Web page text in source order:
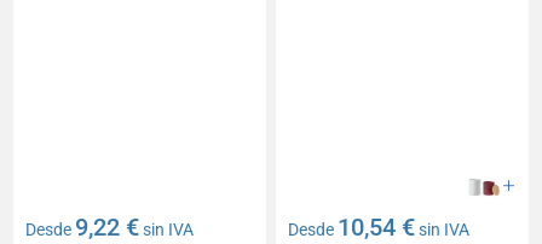
Desde 9,22 €sin IVA Desde 10,54 €sin IVA